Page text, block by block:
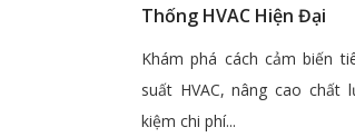
Thống HVAC Hiện Đại
Khám phá cách cảm biến
suất HVAC, nâng cao chất
kiệm chi phí...